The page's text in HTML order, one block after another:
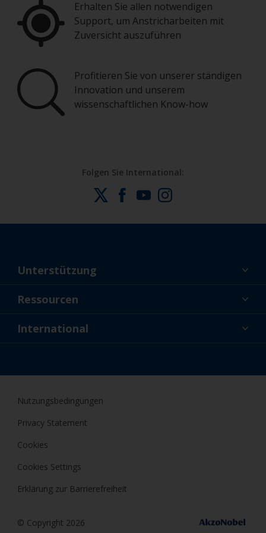
Erhalten Sie allen notwendigen
Support, um Anstricharbeiten mit
Zuversicht auszuführen
Profitieren Sie von unserer ständigen
Innovation und unserem
wissenschaftlichen Know-how
Folgen Sie International:
Unterstützung
Über uns
Ressourcen
Aktuelles
International
Nutzungsbedingungen
Privacy Statement
Cookies
Cookies Settings
Erklärung zur Barrierefreiheit
© Copyright 2026